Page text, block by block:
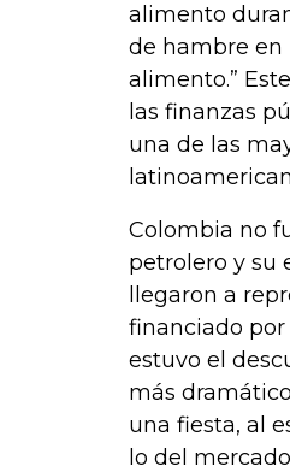
alimento
de hambre en
alimento.”
las finanzas
una de las
Colombia no
petrolero y su
llegaron a
financiado por
estuvo el
más
una fiesta, al
lo del